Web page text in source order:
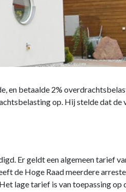
en betaalde 2%
op. Hij stelde dat
Er geldt een algemeen tarief
de Hoge Raad meerdere
lage tarief is van toepassing op